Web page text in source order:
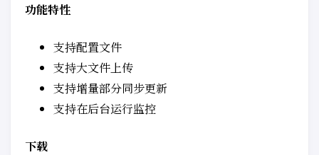
功能特性
支持配置文件
支持大文件上传
支持增量部分同步更新
支持在后台运行监控
下载